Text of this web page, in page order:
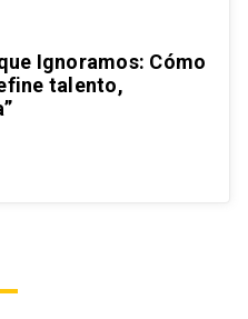
Ignoramos: Cómo
talento,